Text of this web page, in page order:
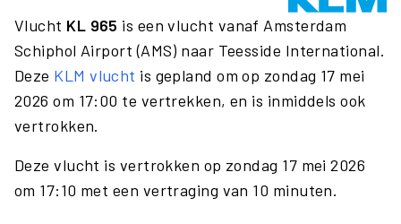
Vlucht KL 965 is een vlucht vanaf Amsterdam
Schiphol Airport (AMS) naar Teesside International.
Deze KLM vlucht is gepland om op zondag 17 mei
2026 om 17:00 te vertrekken, en is inmiddels ook
vertrokken.
Deze vlucht is vertrokken op zondag 17 mei 2026
om 17:10 met een vertraging van 10 minuten.